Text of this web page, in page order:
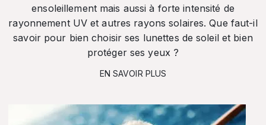
ensoleillement mais aussi à forte intensité de
rayonnement UV et autres rayons solaires. Que faut-il
savoir pour bien choisir ses lunettes de soleil et bien
protéger ses yeux ?
EN SAVOIR PLUS